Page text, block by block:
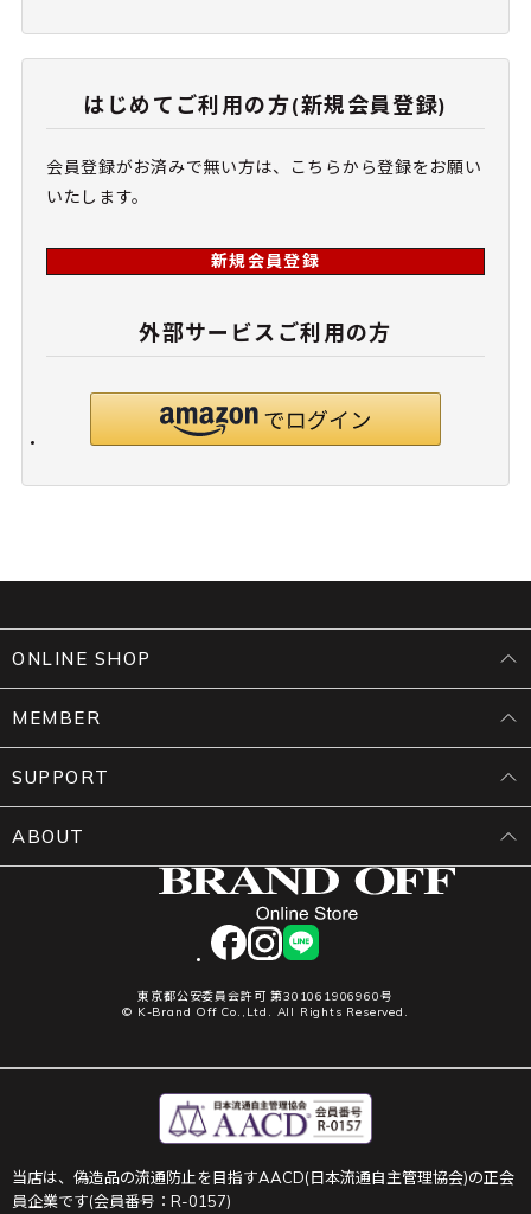
はじめてご利用の方(新規会員登録)
会員登録がお済みで無い方は、こちらから登録をお願い
いたします。
新規会員登録
外部サービスご利用の方
facebookinstagram
LINE
東京都公安委員会許可 第301061906960号
© K-Brand Off Co.,Ltd. All Rights Reserved.
ONLINE SHOP
MEMBER
SUPPORT
ABOUT
当店は、偽造品の流通防止を目指すAACD(日本流通自主管理協会)の正会
員企業です(会員番号：R-0157)